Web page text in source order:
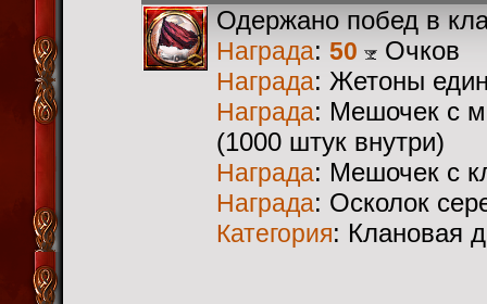
Одержано побед в
Награда: 50 Очков
Награда: Жетоны
Награда: Мешочек с
(1000 штук внутри)
Награда: Мешочек с
Награда: Осколок
Категория: Клановая